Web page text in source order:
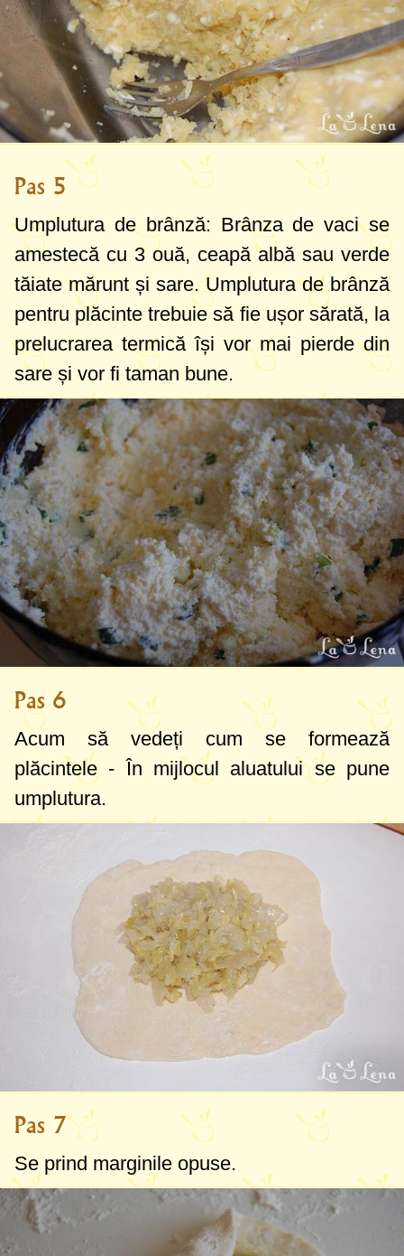
Pas 5
Umplutura de brânză: Brânza de vaci se
amestecă cu 3 ouă, ceapă albă sau verde
tăiate mărunt și sare. Umplutura de brânză
pentru plăcinte trebuie să fie ușor sărată, la
prelucrarea termică își vor mai pierde din
sare și vor fi taman bune.
Pas 6
Acum să vedeți cum se formează
plăcintele - În mijlocul aluatului se pune
umplutura.
Pas 7
Se prind marginile opuse.